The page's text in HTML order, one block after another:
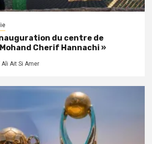
du centre de
Cherif Hannachi »
Ali Ait Si Amer